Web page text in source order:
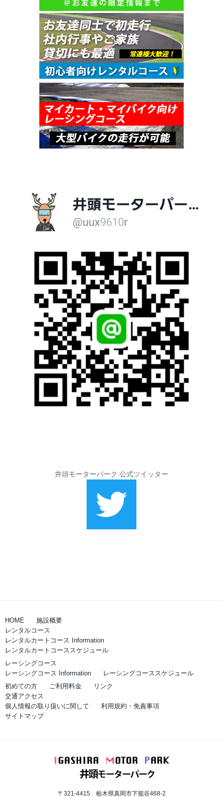
井頭モーターパーク 公式ツイッター
HOME
施設概要
レンタルコース
レンタルカートコース Information
レンタルカートコーススケジュール
レーシングコース
レーシングコース Information
レーシングコーススケジュール
初めての方
ご利用料金
リンク
交通アクセス
個人情報の取り扱いに関して
利用規約・免責事項
サイトマップ
〒321-4415 栃木県真岡市下籠谷468-2